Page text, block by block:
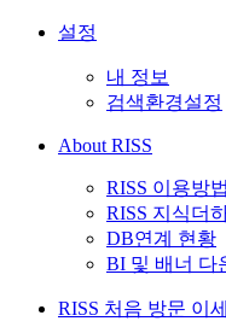
설정
내 정보
검색환경설정
About RISS
RISS 이용방법
RISS 지식더
DB연계 현황
BI 및 배너 다
RISS 처음 방문 이